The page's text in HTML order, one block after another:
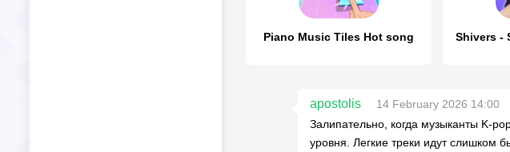
Piano Music Tiles Hot song Shivers -
apostolis
14 February 2026 14:00
Залипательно, когда музыканты K-
уровня. Легкие треки идут слишком